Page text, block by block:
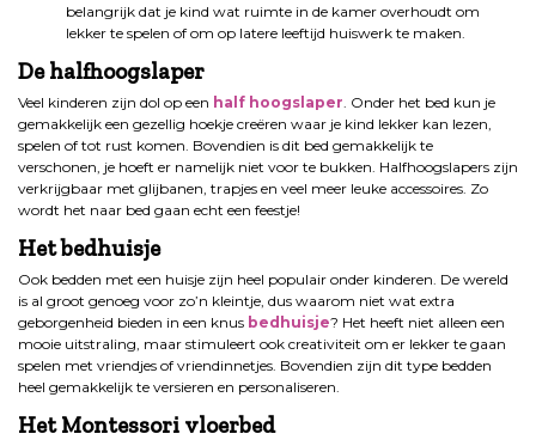
belangrijk dat je kind wat ruimte in de kamer overhoudt om
lekker te spelen of om op latere leeftijd huiswerk te maken.
De halfhoogslaper
Veel kinderen zijn dol op een half hoogslaper . Onder het bed kun je
gemakkelijk een gezellig hoekje creëren waar je kind lekker kan lezen,
spelen of tot rust komen. Bovendien is dit bed gemakkelijk te
verschonen, je hoeft er namelijk niet voor te bukken. Halfhoogslapers zijn
verkrijgbaar met glijbanen, trapjes en veel meer leuke accessoires. Zo
wordt het naar bed gaan echt een feestje!
Het bedhuisje
Ook bedden met een huisje zijn heel populair onder kinderen. De wereld
is al groot genoeg voor zo’n kleintje, dus waarom niet wat extra
geborgenheid bieden in een knus bedhuisje? Het heeft niet alleen een
mooie uitstraling, maar stimuleert ook creativiteit om er lekker te gaan
spelen met vriendjes of vriendinnetjes. Bovendien zijn dit type bedden
heel gemakkelijk te versieren en personaliseren.
Het Montessori vloerbed